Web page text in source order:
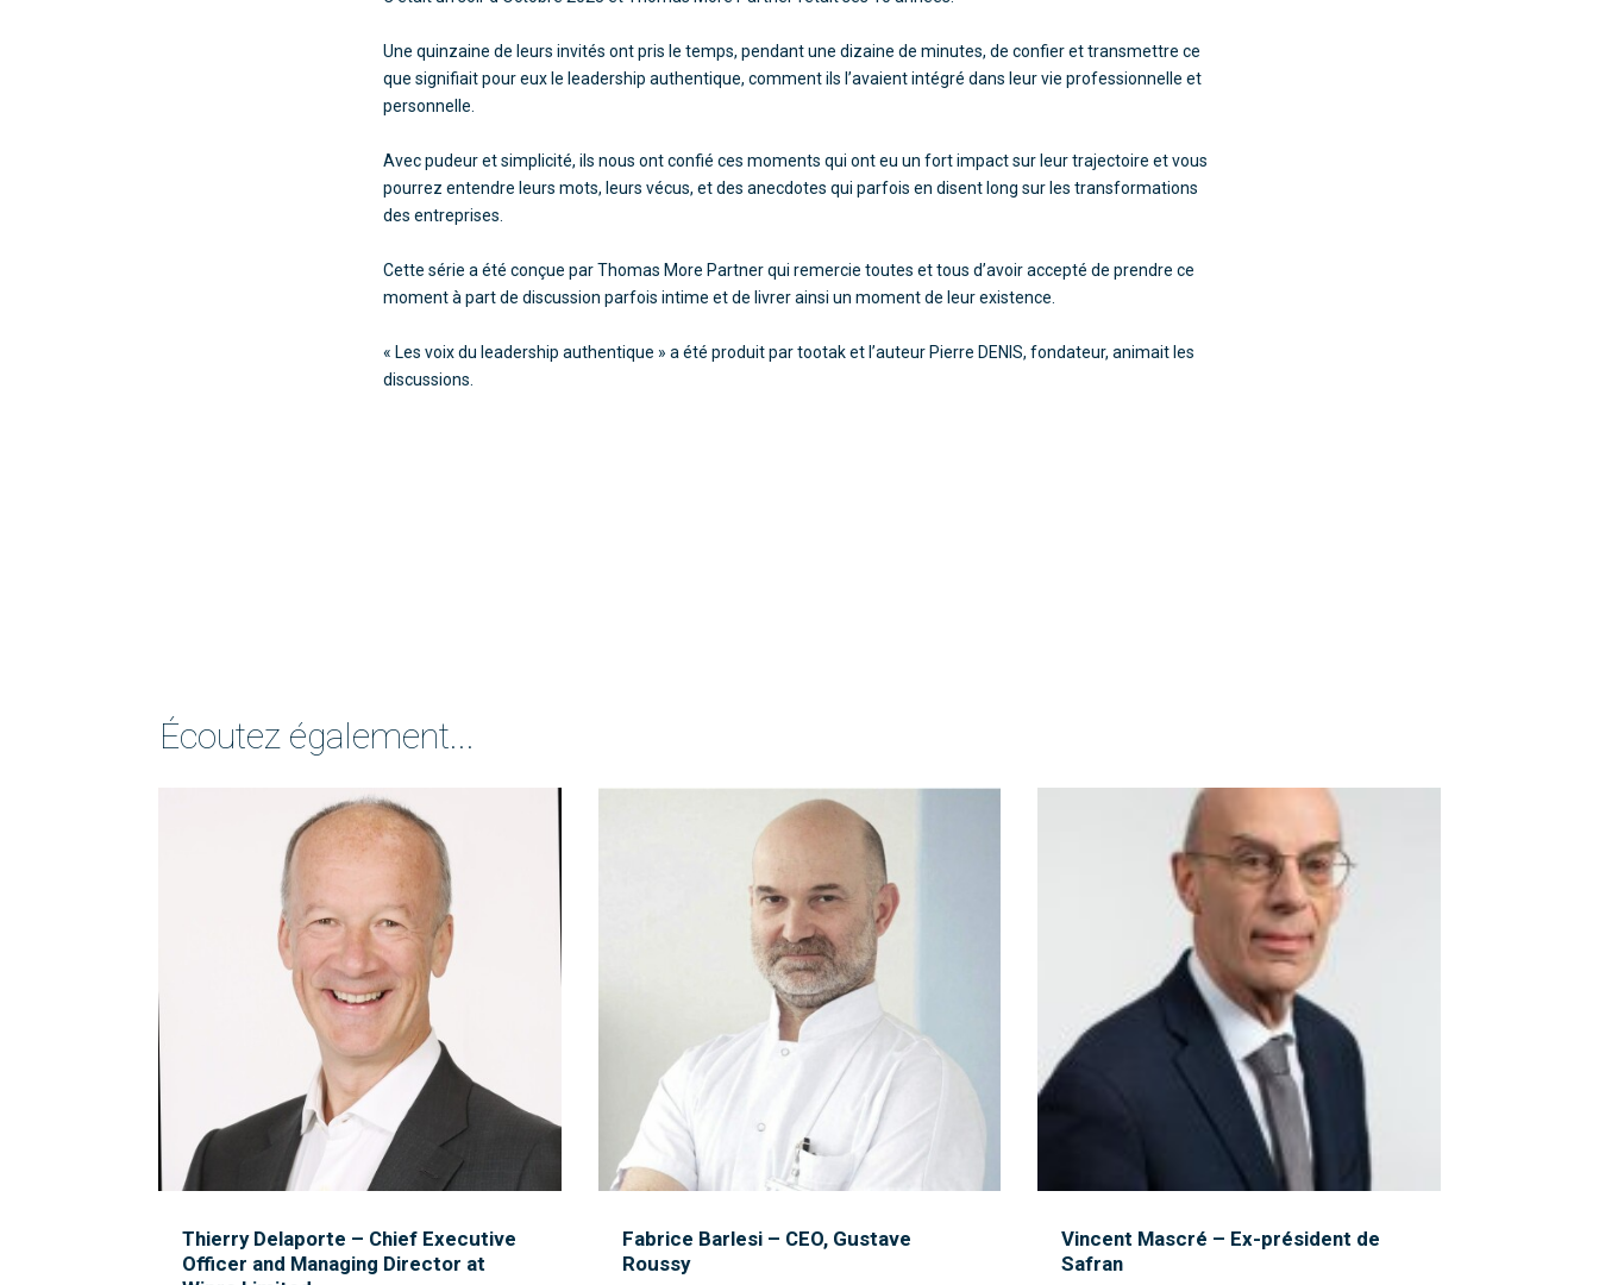
Une quinzaine de leurs invités ont pris le temps, pendant une dizaine de minutes, de confier et transmettre ce
que signifiait pour eux le leadership authentique, comment ils l’avaient intégré dans leur vie professionnelle et
personnelle.
Avec pudeur et simplicité, ils nous ont confié ces moments qui ont eu un fort impact sur leur trajectoire et vous
pourrez entendre leurs mots, leurs vécus, et des anecdotes qui parfois en disent long sur les transformations
des entreprises.
Cette série a été conçue par Thomas More Partner qui remercie toutes et tous d’avoir accepté de prendre ce
moment à part de discussion parfois intime et de livrer ainsi un moment de leur existence.
« Les voix du leadership authentique » a été produit par tootak et l’auteur Pierre DENIS, fondateur, animait les
discussions.
Écoutez également...
Thierry Delaporte – Chief Executive
Officer and Managing Director at
Fabrice Barlesi – CEO, Gustave
Roussy
Vincent Mascré – Ex-président de
Safran